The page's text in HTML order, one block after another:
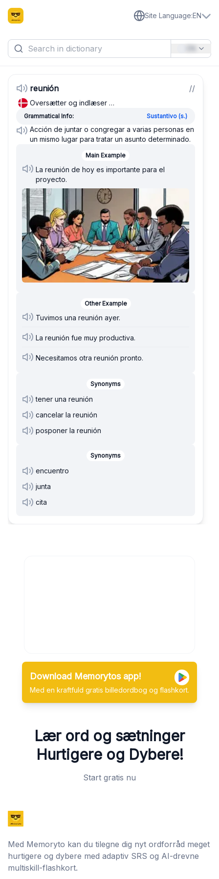
Site Language:EN
reunión //
Oversætter og indlæser …
Grammatical Info: Sustantivo (s.)
Acción de juntar o congregar a varias personas en
un mismo lugar para tratar un asunto determinado.
Main Example
La reunión de hoy es importante para el
proyecto.
Other Example
Tuvimos una reunión ayer.
La reunión fue muy productiva.
Necesitamos otra reunión pronto.
Synonyms
tener una reunión
cancelar la reunión
posponer la reunión
Synonyms
encuentro
junta
cita
Download Memorytos app!
Med en kraftfuld gratis billedordbog og flashkort.
Lær ord og sætninger
Hurtigere og Dybere!
Start gratis nu
Med Memoryto kan du tilegne dig nyt ordforråd meget
hurtigere og dybere med adaptiv SRS og AI-drevne
multiskill-flashkort.